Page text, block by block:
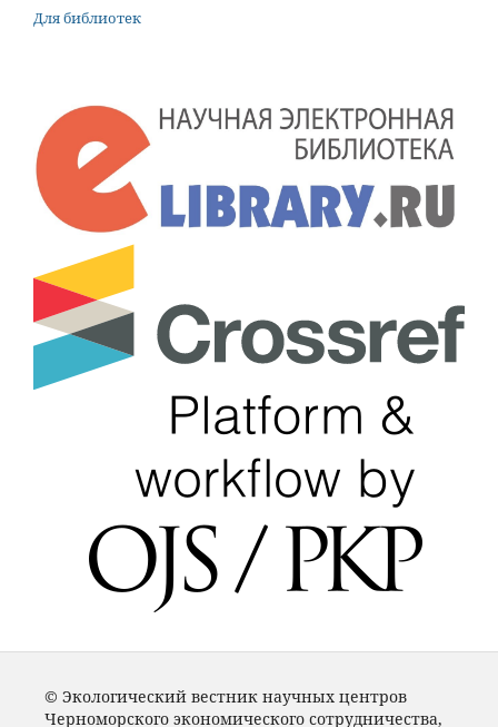
Для библиотек
© Экологический вестник научных центров
Черноморского экономического сотрудничества,